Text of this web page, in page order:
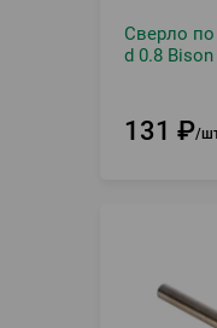
Сверло
d 0.8
131 ₽